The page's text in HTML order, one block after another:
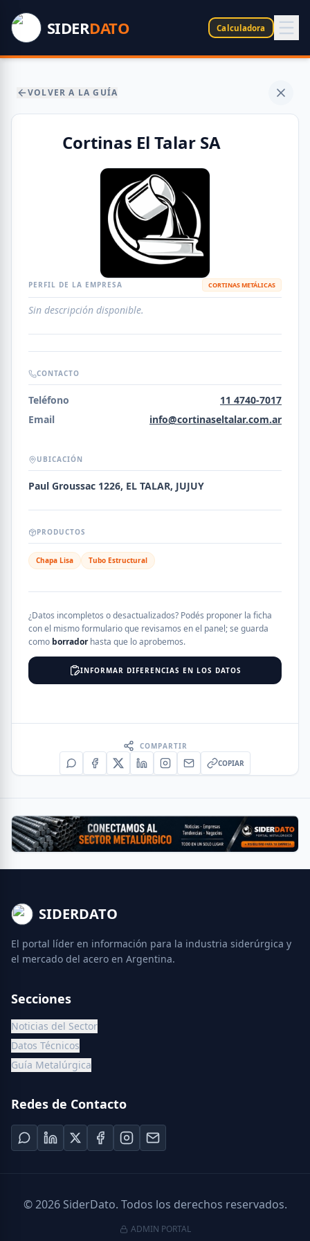
SIDERDATO Calculadora
VOLVER A LA GUÍA
Cortinas El Talar SA
PERFIL DE LA EMPRESA CORTINAS METÁLICAS
Sin descripción disponible.
CONTACTO
Teléfono
11 4740-7017
Email
info@cortinaseltalar.com.ar
UBICACIÓN
Paul Groussac 1226, EL TALAR, JUJUY
PRODUCTOS
Chapa Lisa Tubo Estructural
¿Datos incompletos o desactualizados? Podés proponer la ficha
con el mismo formulario que revisamos en el panel; se guarda
como borradorhasta que lo aprobemos.
INFORMAR DIFERENCIAS EN LOS DATOS
COMPARTIR
COPIAR
SIDERDATO
El portal líder en información para la industria siderúrgica y
el mercado del acero en Argentina.
Secciones
Noticias del Sector
Datos Técnicos
Guía Metalúrgica
Redes de Contacto
©2026SiderDato. Todos los derechos reservados.
ADMIN PORTAL